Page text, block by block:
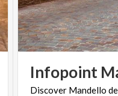
Infopoint
Discover Mandello